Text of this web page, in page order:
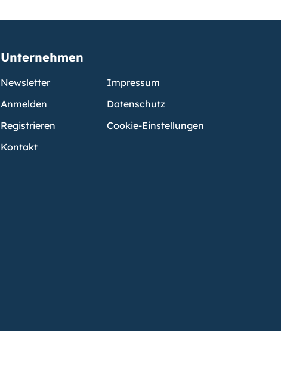
Unternehmen
Newsletter
Anmelden
Registrieren
Kontakt
Impressum
Datenschutz
Cookie-Einstellungen